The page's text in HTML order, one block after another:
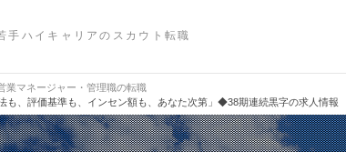
手ハイキャリアのスカウト転職
業マネージャー・管理職の転職
も、評価基準も、インセン額も、あなた次第」◆38期連続黒字の求人情報